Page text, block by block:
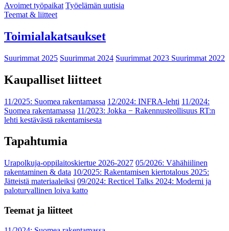
Avoimet työpaikat Työelämän uutisia
Teemat & liitteet
Toimialakatsaukset
Suurimmat 2025 Suurimmat 2024 Suurimmat 2023 Suurimmat 2022
Kaupalliset liitteet
11/2025: Suomea rakentamassa 12/2024: INFRA-lehti 11/2024:
Suomea rakentamassa 11/2023: Jokka − Rakennusteollisuus RT:n
lehti kestävästä rakentamisesta
Tapahtumia
Urapolkuja-oppilaitoskiertue 2026-2027 05/2026: Vähähiilinen
rakentaminen & data 10/2025: Rakentamisen kiertotalous 2025:
Jätteistä materiaaleiksi 09/2024: Recticel Talks 2024: Moderni ja
paloturvallinen loiva katto
Teemat ja liitteet